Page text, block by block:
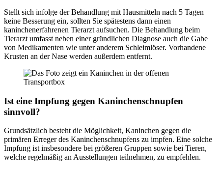
Stellt sich infolge der Behandlung mit Hausmitteln nach 5 Tagen
keine Besserung ein, sollten Sie spätestens dann einen
kaninchenerfahrenen Tierarzt aufsuchen. Die Behandlung beim
Tierarzt umfasst neben einer gründlichen Diagnose auch die Gabe
von Medikamenten wie unter anderem Schleimlöser. Vorhandene
Krusten an der Nase werden außerdem entfernt.
Ist eine Impfung gegen Kaninchenschnupfen
sinnvoll?
Grundsätzlich besteht die Möglichkeit, Kaninchen gegen die
primären Erreger des Kaninchenschnupfens zu impfen. Eine solche
Impfung ist insbesondere bei größeren Gruppen sowie bei Tieren,
welche regelmäßig an Ausstellungen teilnehmen, zu empfehlen.